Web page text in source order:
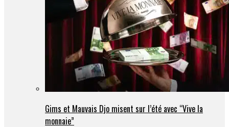
Gims et Mauvais Djo misent sur l’été avec “Vive la
monnaie”